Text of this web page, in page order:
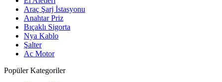
Araç Şarj İstasyonu
Anahtar Priz
Bıçaklı Sigorta
Nya Kablo
Şalter
Ac Motor
Popüler Kategoriler